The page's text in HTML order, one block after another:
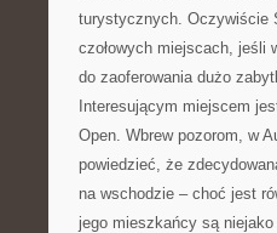
turystycznych. Oczywiście
czołowych miejscach, jeśli
do zaoferowania dużo
Interesującym miejscem
Open. Wbrew pozorom, w
powiedzieć, że
na wschodzie – choć jest
jego mieszkańcy są